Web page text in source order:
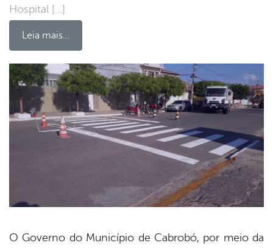
Hospital […]
Leia mais…
O Governo do Município de Cabrobó, por meio da